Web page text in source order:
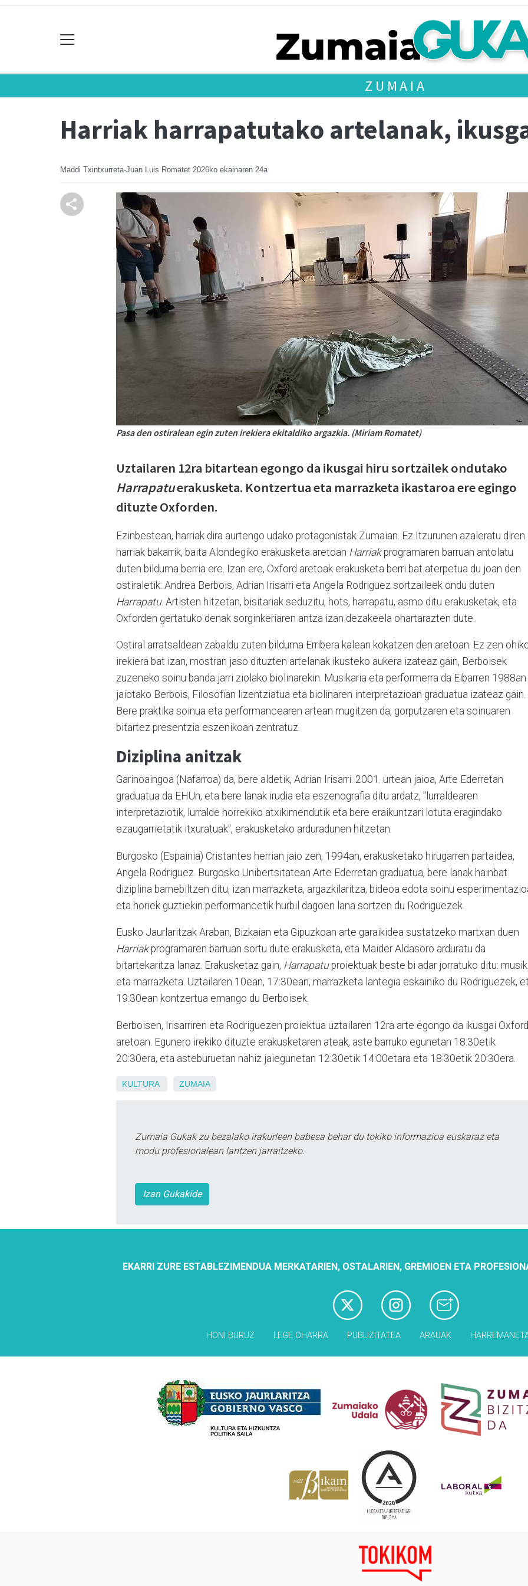
ZUMAIA
Harriak harrapatutako artelanak,
Maddi Txintxurreta-Juan Luis Romatet 2026ko ekainaren 24a
Pasa den ostiralean egin zuten irekiera ekitaldiko argazkia. (Miriam Romatet)
Uztailaren 12ra bitartean egongo da ikusgai hiru sortzailek ondutako
Harrapatuerakusketa. Kontzertua eta marrazketa ikastaroa ere egingo
dituzte Oxforden.
Ezinbestean, harriak dira aurtengo udako protagonistak Zumaian. Ez Itzurunen azaleratu diren
harriak bakarrik, baita Alondegiko erakusketa aretoan Harriakprogramaren barruan antolatu
duten bilduma berria ere. Izan ere, Oxford aretoak erakusketa berri bat aterpetua du joan den
ostiraletik: Andrea Berbois, Adrian Irisarri eta Angela Rodriguez sortzaileek ondu duten
Harrapatu. Artisten hitzetan, bisitariak seduzitu, hots, harrapatu, asmo ditu erakusketak, eta
Oxforden gertatuko denak sorginkeriaren antza izan dezakeela ohartarazten dute.
Ostiral arratsaldean zabaldu zuten bilduma Erribera kalean kokatzen den aretoan. Ez zen
irekiera bat izan, mostran jaso dituzten artelanak ikusteko aukera izateaz gain, Berboisek
zuzeneko soinu banda jarri ziolako biolinarekin. Musikaria eta performerra da Eibarren 1988an
jaiotako Berbois, Filosofian lizentziatua eta biolinaren interpretazioan graduatua izateaz gain.
Bere praktika soinua eta performancearen artean mugitzen da, gorputzaren eta soinuaren
bitartez presentzia eszenikoan zentratuz.
Diziplina anitzak
Garinoaingoa (Nafarroa) da, bere aldetik, Adrian Irisarri. 2001. urtean jaioa, Arte Ederretan
graduatua da EHUn, eta bere lanak irudia eta eszenografia ditu ardatz, "lurraldearen
interpretaziotik, lurralde horrekiko atxikimendutik eta bere eraikuntzari lotuta eragindako
ezaugarrietatik itxuratuak", erakusketako arduradunen hitzetan.
Burgosko (Espainia) Cristantes herrian jaio zen, 1994an, erakusketako hirugarren partaidea,
Angela Rodriguez. Burgosko Unibertsitatean Arte Ederretan graduatua, bere lanak hainbat
diziplina barnebiltzen ditu, izan marrazketa, argazkilaritza, bideoa edota soinu
eta horiek guztiekin performancetik hurbil dagoen lana sortzen du Rodriguezek.
Eusko Jaurlaritzak Araban, Bizkaian eta Gipuzkoan arte garaikidea sustatzeko martxan duen
Harriakprogramaren barruan sortu dute erakusketa, eta Maider Aldasoro arduratu da
bitartekaritza lanaz. Erakusketaz gain, Harrapatuproiektuak beste bi adar jorratuko ditu:
eta marrazketa. Uztailaren 10ean, 17:30ean, marrazketa lantegia eskainiko du Rodriguezek,
19:30ean kontzertua emango du Berboisek.
Berboisen, Irisarriren eta Rodriguezen proiektua uztailaren 12ra arte egongo da ikusgai Oxford
aretoan. Egunero irekiko dituzte erakusketaren ateak, aste barruko egunetan 18:30etik
20:30era, eta asteburuetan nahiz jaiegunetan 12:30etik 14:00etara eta 18:30etik 20:30era.
KULTURA ZUMAIA
Zumaia Gukak zu bezalako irakurleen babesa behar du tokiko informazioa euskaraz eta
modu profesionalean lantzen jarraitzeko.
Izan Gukakide
EKARRI ZURE ESTABLEZIMENDUA MERKATARIEN, OSTALARIEN, GREMIOEN ETA
HONI BURUZ LEGE OHARRA PUBLIZITATEA ARAUAK